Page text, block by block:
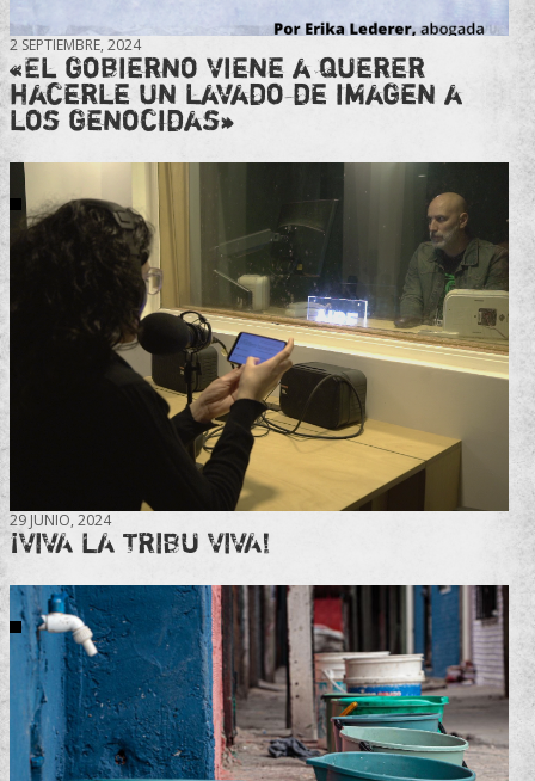
2 SEPTIEMBRE, 2024
«El gobierno viene a querer
hacerle un lavado de imagen a
los genocidas»
29 JUNIO, 2024
¡VIVA LA TRIBU VIVA!